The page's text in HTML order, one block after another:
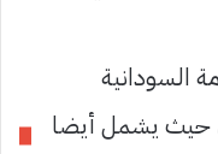
السودانية
حيث يشمل أيضا